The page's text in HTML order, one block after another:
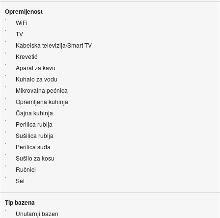
Opremljenost
WiFi
TV
Kabelska televizija/Smart TV
Krevetić
Aparat za kavu
Kuhalo za vodu
Mikrovalna pećnica
Opremljena kuhinja
Čajna kuhinja
Perilica rublja
Sušilica rublja
Perilica suđa
Sušilo za kosu
Ručnici
Sef
Tip bazena
Unutarnji bazen